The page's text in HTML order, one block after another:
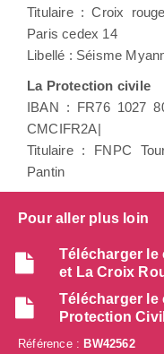
Titulaire : Croix
Paris cedex 14
Libellé : Séisme
La Protection civile
IBAN : FR76 1027
CMCIFR2A|
Titulaire : FNPC
Pantin
Pour aller plus loin
Télécharger le
et La Croix
Télécharger le
Protection
Référence : BW42562